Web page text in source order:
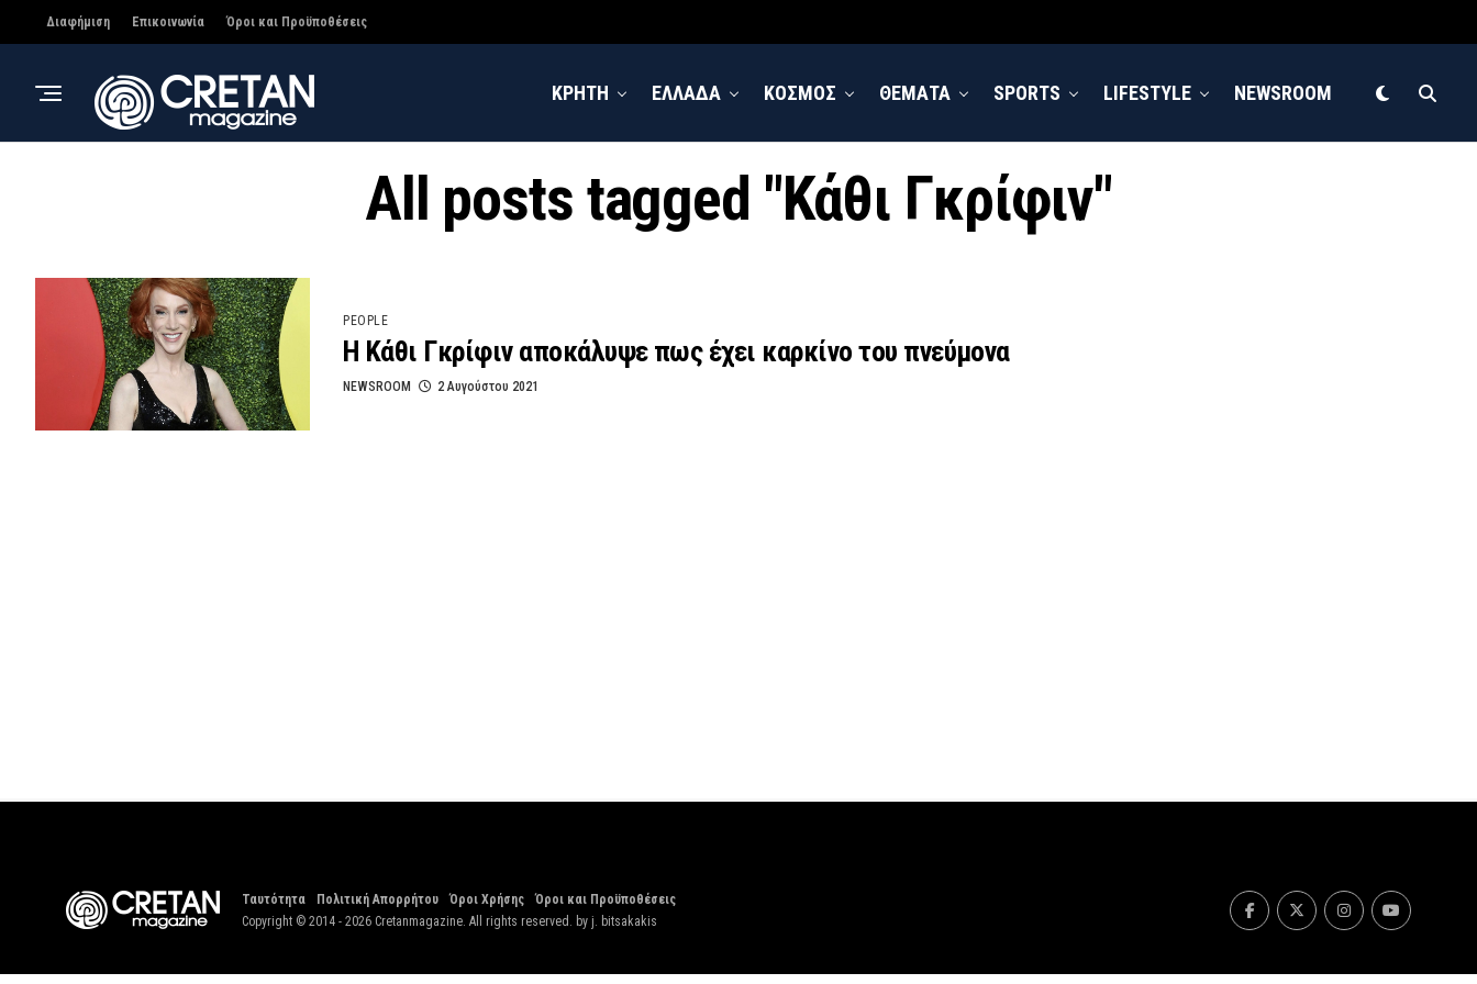
Διαφήμιση Επικοινωνία Όροι και Προϋποθέσεις
ΚΡΗΤΗ ΕΛΛΑΔΑ ΚΟΣΜΟΣ ΘΕΜΑΤΑ SPORTS LIFESTYLE NEWSROOM
All posts tagged "Κάθι Γκρίφιν"
PEOPLE
Η Κάθι Γκρίφιν αποκάλυψε πως έχει καρκίνο του πνεύμονα
NEWSROOM 2 Αυγούστου 2021
Ταυτότητα Πολιτική Απορρήτου Όροι Χρήσης
Όροι και Προϋποθέσεις
Copyright © 2014 - 2026 Cretanmagazine. All rights reserved. by j. bitsakakis